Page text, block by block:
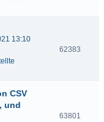
13:10
62383
CSV
und
63801